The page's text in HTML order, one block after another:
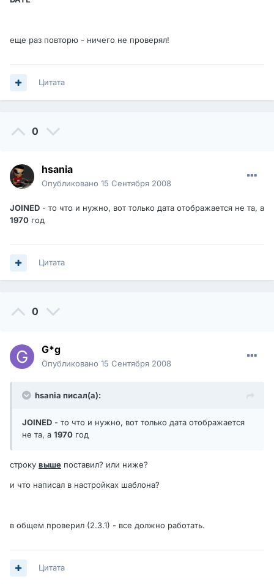
еще раз повторю - ничего не проверял!
Цитата
0
hsania
Опубликовано 15 Сентября 2008
JOINED - то что и нужно, вот только дата отображается не та, а
1970 год
Цитата
0
G*g
Опубликовано 15 Сентября 2008
hsania писал(а):
JOINED - то что и нужно, вот только дата отображается
не та, а 1970 год
строку выше поставил? или ниже?
и что написал в настройках шаблона?
в общем проверил (2.3.1) - все должно работать.
Цитата